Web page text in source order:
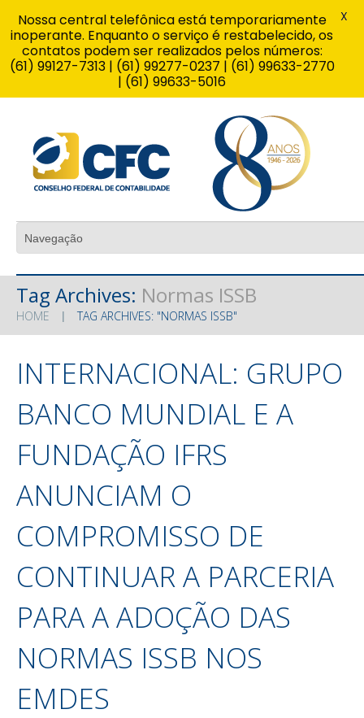
Tag Archives: Normas ISSB
HOME TAG ARCHIVES: "NORMAS ISSB"
INTERNACIONAL: GRUPO
BANCO MUNDIAL E A
FUNDAÇÃO IFRS
ANUNCIAM O
COMPROMISSO DE
CONTINUAR A PARCERIA
PARA A ADOÇÃO DAS
NORMAS ISSB NOS
EMDES
Nossa central telefônica está temporariamente
inoperante. Enquanto o serviço é restabelecido, os
contatos podem ser realizados pelos números:
(61) 99127-7313 | (61) 99277-0237 | (61) 99633-2770
| (61) 99633-5016
X